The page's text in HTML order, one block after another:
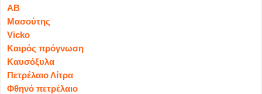
ΑΒ
Μασούτης
Vicko
Καιρός πρόγνωση
Καυσόξυλα
Πετρέλαιο Λίτρα
Φθηνό πετρέλαιο